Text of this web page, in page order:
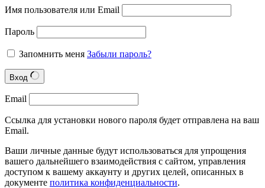
Имя пользователя или Email
Пароль
Запомнить меня Забыли пароль?
Вход
Email
Ссылка для установки нового пароля будет отправлена на ваш
Email.
Ваши личные данные будут использоваться для упрощения
вашего дальнейшего взаимодействия с сайтом, управления
доступом к вашему аккаунту и других целей, описанных в
документе политика конфиденциальности.